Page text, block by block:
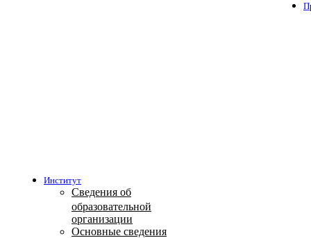
Институт
Сведения об
образовательной
организации
Основные сведения